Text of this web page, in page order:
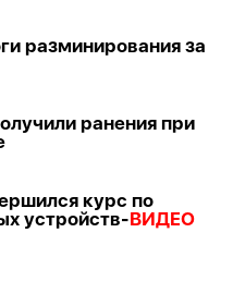
разминирования за
ранения при
курс по
устройств-ВИДЕО